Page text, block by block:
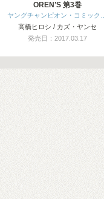
OREN’S 第3巻
ヤングチャンピオン・コミック…
高橋ヒロシ / カズ・ヤンセ
発売日：2017.03.17